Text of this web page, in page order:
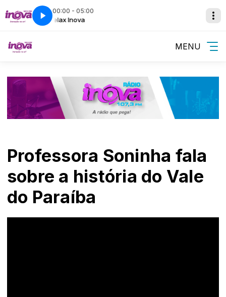
00:00 - 05:00
Relax Inova
MENU
Professora Soninha fala
sobre a história do Vale
do Paraíba